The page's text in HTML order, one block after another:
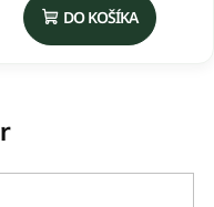
DO KOŠÍKA